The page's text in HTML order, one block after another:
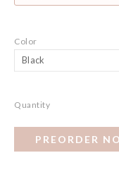
Color
Quantity
PREORDER